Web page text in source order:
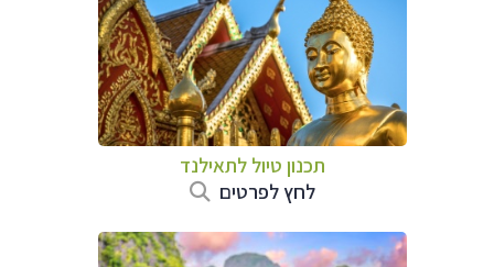
תכנון טיול לתאילנד
לחץ לפרטים